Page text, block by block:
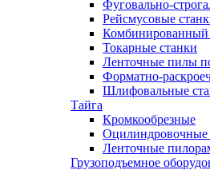
Фуговально-
Рейсмусовые
Комбинированный
Токарные станки
Ленточные пилы
Форматно-
Шлифовальные
Тайга
Кромкообрезные
Оцилиндровочные
Ленточные
Грузоподъемное